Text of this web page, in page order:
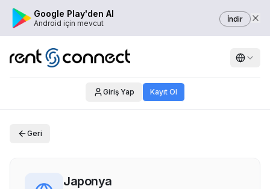
Google Play'den Al
Android için mevcut İndir
Giriş Yap Kayıt Ol
Geri
Japonya